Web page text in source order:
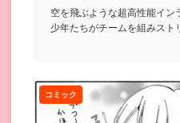
空を飛ぶような超高性能イン
少年たちがチームを組みスト
コミック